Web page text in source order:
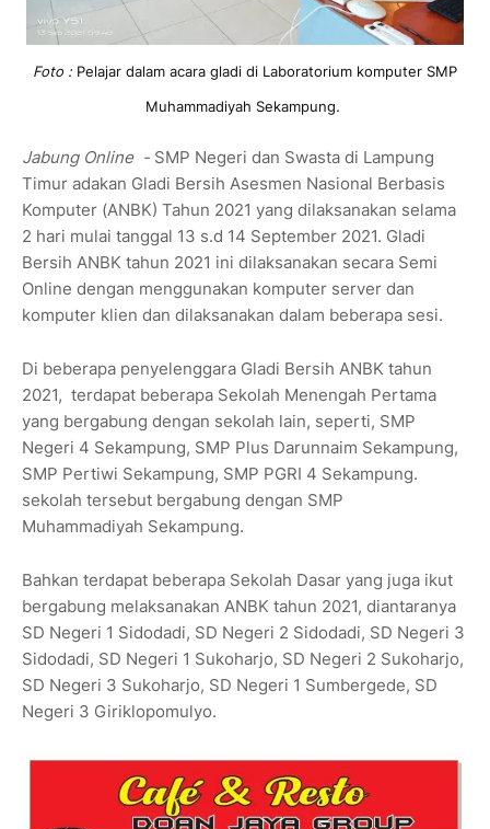
Foto : Pelajar dalam acara gladi di Laboratorium komputer SMP
Muhammadiyah Sekampung.
Jabung Online - SMP Negeri dan Swasta di Lampung
Timur adakan Gladi Bersih Asesmen Nasional Berbasis
Komputer (ANBK) Tahun 2021 yang dilaksanakan selama
2 hari mulai tanggal 13 s.d 14 September 2021. Gladi
Bersih ANBK tahun 2021 ini dilaksanakan secara Semi
Online dengan menggunakan komputer server dan
komputer klien dan dilaksanakan dalam beberapa sesi.
Di beberapa penyelenggara Gladi Bersih ANBK tahun
2021, terdapat beberapa Sekolah Menengah Pertama
yang bergabung dengan sekolah lain, seperti, SMP
Negeri 4 Sekampung, SMP Plus Darunnaim Sekampung,
SMP Pertiwi Sekampung, SMP PGRI 4 Sekampung.
sekolah tersebut bergabung dengan SMP
Muhammadiyah Sekampung.
Bahkan terdapat beberapa Sekolah Dasar yang juga ikut
bergabung melaksanakan ANBK tahun 2021, diantaranya
SD Negeri 1 Sidodadi, SD Negeri 2 Sidodadi, SD Negeri 3
Sidodadi, SD Negeri 1 Sukoharjo, SD Negeri 2 Sukoharjo,
SD Negeri 3 Sukoharjo, SD Negeri 1 Sumbergede, SD
Negeri 3 Giriklopomulyo.